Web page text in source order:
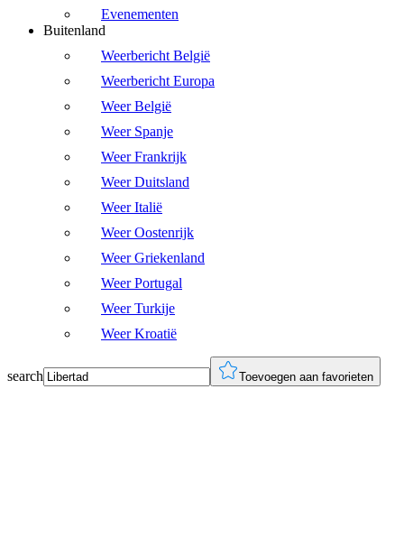
Evenementen
Buitenland
Weerbericht België
Weerbericht Europa
Weer België
Weer Spanje
Weer Frankrijk
Weer Duitsland
Weer Italië
Weer Oostenrijk
Weer Griekenland
Weer Portugal
Weer Turkije
Weer Kroatië
search Toevoegen aan favorieten